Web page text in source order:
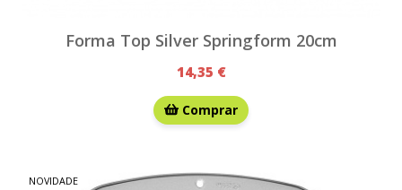
Forma Top Silver Springform 20cm
14,35 €
Comprar
NOVIDADE